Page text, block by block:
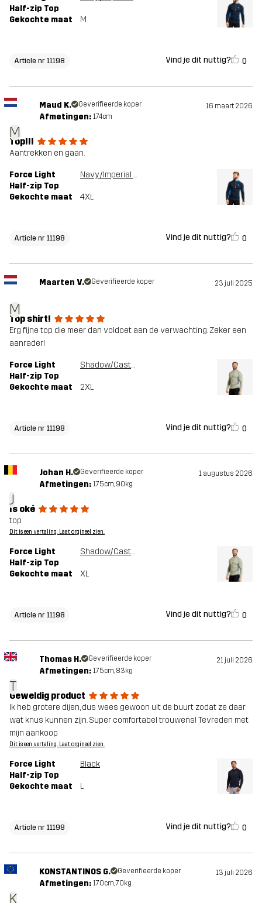
Half-zip Top
Gekochte maat M
Article nr 11198 Vind je dit nuttig? 0
M
Maud K. Geverifieerde koper 16 maart 2026
Afmetingen: 174cm
Top!!!
Aantrekken en gaan.
Force Light
Half-zip Top
Navy/Imperial Blue
Gekochte maat 4XL
Article nr 11198 Vind je dit nuttig? 0
M
Maarten V. Geverifieerde koper 23 juli 2025
Top shirt!
Erg fijne top die meer dan voldoet aan de verwachting. Zeker een
aanrader!
Force Light
Half-zip Top
Shadow/Castor Gray
Gekochte maat 2XL
Article nr 11198 Vind je dit nuttig? 0
J
Johan H. Geverifieerde koper 1 augustus 2026
Afmetingen: 175cm, 90kg
Is oké
top
Dit is een vertaling. Laat orgineel zien.
Force Light
Half-zip Top
Shadow/Castor Gray
Gekochte maat XL
Article nr 11198 Vind je dit nuttig? 0
T
Thomas H. Geverifieerde koper 21 juli 2026
Afmetingen: 175cm, 83kg
Geweldig product
Ik heb grotere dijen, dus wees gewoon uit de buurt zodat ze daar
wat knus kunnen zijn. Super comfortabel trouwens! Tevreden met
mijn aankoop
Dit is een vertaling. Laat orgineel zien.
Force Light
Half-zip Top
Black
Gekochte maat L
Article nr 11198 Vind je dit nuttig? 0
K
KONSTANTINOS G. Geverifieerde koper 13 juli 2026
Afmetingen: 170cm, 70kg